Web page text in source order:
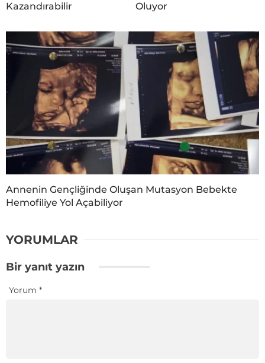
Kazandırabilir
Oluyor
Annenin Gençliğinde Oluşan Mutasyon Bebekte
Hemofiliye Yol Açabiliyor
YORUMLAR
Bir yanıt yazın
Yorum *